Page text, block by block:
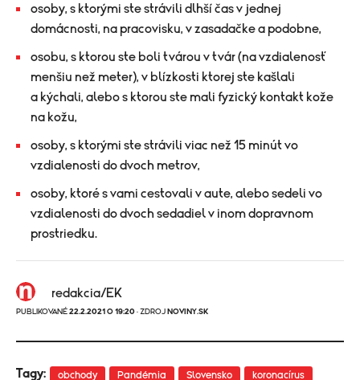
osoby, s ktorými ste strávili dlhší čas v jednej
domácnosti, na pracovisku, v zasadačke a podobne,
osobu, s ktorou ste boli tvárou v tvár (na vzdialenosť
menšiu než meter), v blízkosti ktorej ste kašlali
a kýchali, alebo s ktorou ste mali fyzický kontakt kože
na kožu,
osoby, s ktorými ste strávili viac než 15 minút vo
vzdialenosti do dvoch metrov,
osoby, ktoré s vami cestovali v aute, alebo sedeli vo
vzdialenosti do dvoch sedadiel v inom dopravnom
prostriedku.
redakcia/EK
PUBLIKOVANÉ 22.2.2021 O 19:20 · ZDROJ NOVINY.SK
Tagy: obchody Pandémia Slovensko koronacírus